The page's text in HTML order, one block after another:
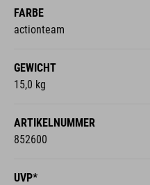
FARBE
actionteam
GEWICHT
15,0 kg
ARTIKELNUMMER
852600
UVP*